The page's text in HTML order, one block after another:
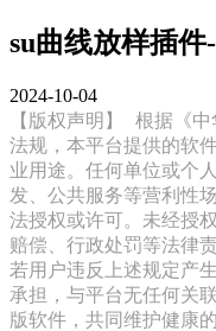
su曲线放样插
2024-10-04
【版权声明】
根据《中
法规，本平台提供的软
业用途。任何单位或个
发、公共服务等营利性
法授权或许可。未经授
赔偿、行政处罚等法律
若用户违反上述规定产
承担，与平台无任何关
版软件，共同维护健康